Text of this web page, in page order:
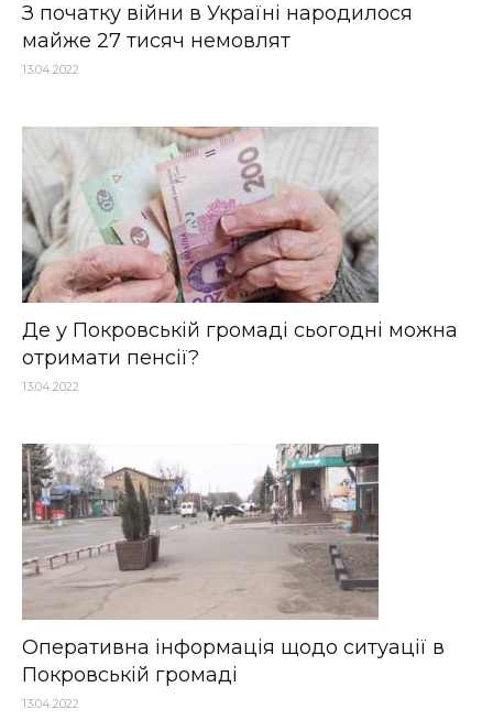
З початку війни в Україні народилося
майже 27 тисяч немовлят
13.04.2022
Де у Покровській громаді сьогодні можна
отримати пенсії?
13.04.2022
Оперативна інформація щодо ситуації в
Покровській громаді
13.04.2022